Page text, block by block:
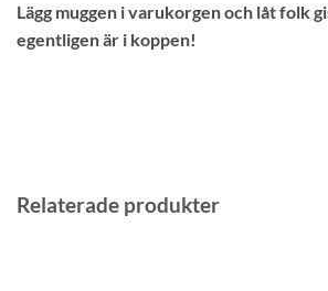
Lägg muggen i varukorgen och låt folk
egentligen är i koppen!
Relaterade produkter